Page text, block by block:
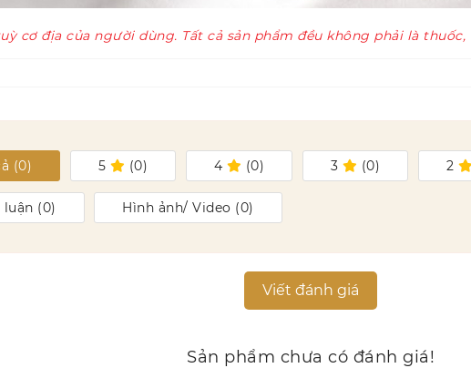
cơ địa của người dùng. Tất cả sản phẩm đều không phải là
(0) 5 (0) 4 (0) 3 (0) 2
luận (0) Hình ảnh/ Video (0)
Viết đánh giá
Sản phẩm chưa có đánh giá!